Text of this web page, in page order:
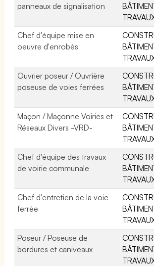
panneaux de signalisation
Chef d'équipe mise en
oeuvre d'enrobés
Ouvrier poseur / Ouvrière
poseuse de voies ferrées
Maçon / Maçonne Voiries et
Réseaux Divers -VRD-
Chef d'équipe des travaux
de voirie communale
Chef d'entretien de la voie
ferrée
Poseur / Poseuse de
bordures et caniveaux